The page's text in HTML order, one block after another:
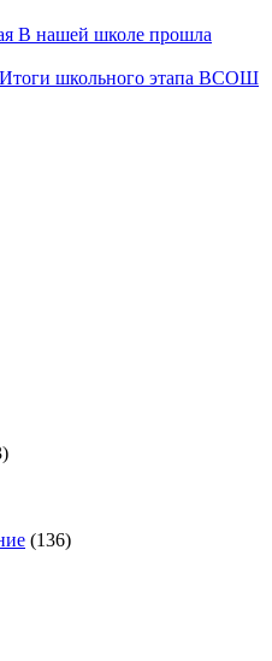
В нашей школе прошла
Итоги школьного этапа ВСОШ
(136)